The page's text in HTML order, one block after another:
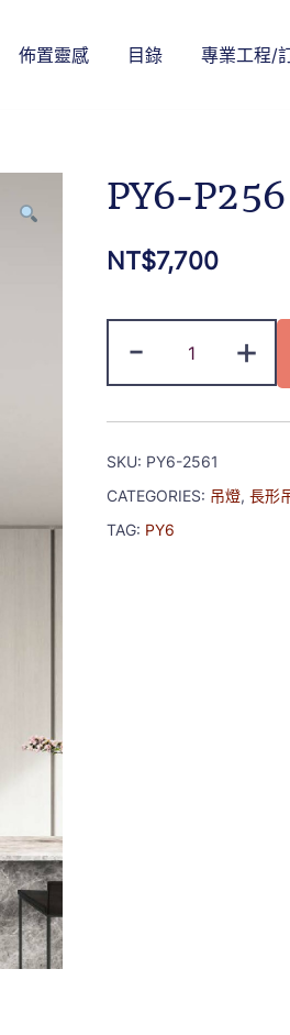
佈置靈感 目錄 專業工程/
PY6-P256
NT$7,700
- +
SKU: PY6-2561
CATEGORIES: 吊燈, 長形
TAG: PY6